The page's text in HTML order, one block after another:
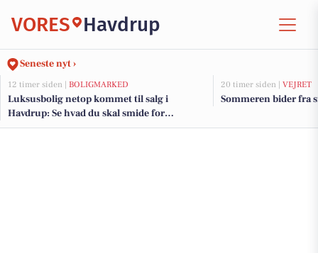
VORES Havdrup
Seneste nyt ›
12 timer siden | BOLIGMARKED
Luksusbolig netop kommet til salg i
Havdrup: Se hvad du skal smide for
Havdrups dyreste adresser her
20 timer siden | VEJRET
Sommeren bider fra